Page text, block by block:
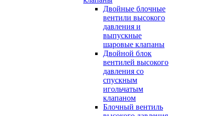
Двойные блочные
вентили высокого
давления и
выпускные
шаровые клапаны
Двойной блок
вентилей высокого
давления со
спускным
игольчатым
клапаном
Блочный вентиль